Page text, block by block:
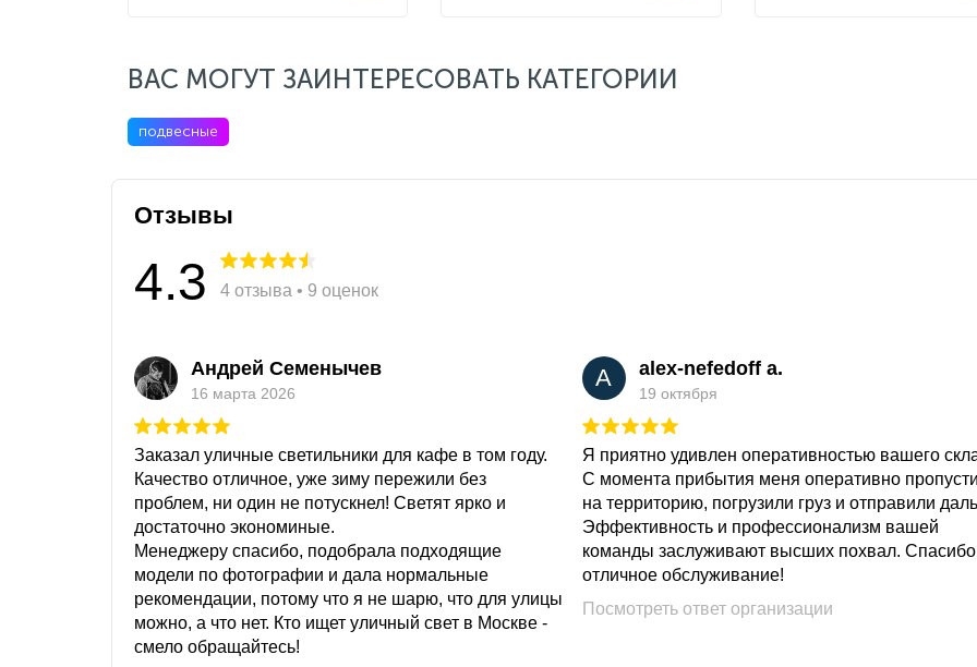
ВАС МОГУТ ЗАИНТЕРЕСОВАТЬ КАТЕГОРИИ
подвесные
Отзывы
4.3 4 отзыва • 9 оценок
Андрей Семенычев
16 марта 2026
Заказал уличные светильники для кафе в том году.
Качество отличное, уже зиму пережили без
проблем, ни один не потускнел! Светят ярко и
достаточно экономиные.
Менеджеру спасибо, подобрала подходящие
модели по фотографии и дала нормальные
рекомендации, потому что я не шарю, что для улицы
можно, а что нет. Кто ищет уличный свет в Москве -
смело обращайтесь!
A alex-nefedoff a.
19 октября
Я приятно удивлен оперативностью вашего
С момента прибытия меня оперативно
на территорию, погрузили груз и отправили
Эффективность и профессионализм вашей
команды заслуживают высших похвал. Спасибо
отличное обслуживание!
Посмотреть ответ организации